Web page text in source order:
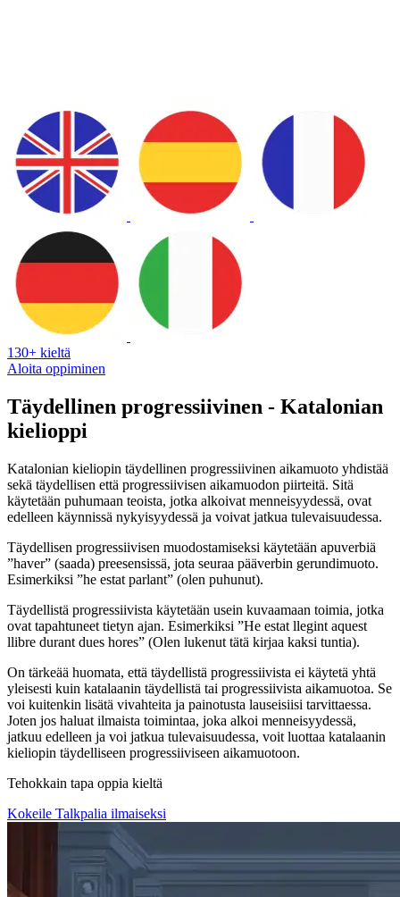
130+ kieltä
Aloita oppiminen
Täydellinen progressiivinen - Katalonian
kielioppi
Katalonian kieliopin täydellinen progressiivinen aikamuoto yhdistää
sekä täydellisen että progressiivisen aikamuodon piirteitä. Sitä
käytetään puhumaan teoista, jotka alkoivat menneisyydessä, ovat
edelleen käynnissä nykyisyydessä ja voivat jatkua tulevaisuudessa.
Täydellisen progressiivisen muodostamiseksi käytetään apuverbiä
”haver” (saada) preesensissä, jota seuraa pääverbin gerundimuoto.
Esimerkiksi ”he estat parlant” (olen puhunut).
Täydellistä progressiivista käytetään usein kuvaamaan toimia, jotka
ovat tapahtuneet tietyn ajan. Esimerkiksi ”He estat llegint aquest
llibre durant dues hores” (Olen lukenut tätä kirjaa kaksi tuntia).
On tärkeää huomata, että täydellistä progressiivista ei käytetä yhtä
yleisesti kuin katalaanin täydellistä tai progressiivista aikamuotoa. Se
voi kuitenkin lisätä vivahteita ja painotusta lauseisiisi tarvittaessa.
Joten jos haluat ilmaista toimintaa, joka alkoi menneisyydessä,
jatkuu edelleen ja voi jatkua tulevaisuudessa, voit luottaa katalaanin
kieliopin täydelliseen progressiiviseen aikamuotoon.
Tehokkain tapa oppia kieltä
Kokeile Talkpalia ilmaiseksi